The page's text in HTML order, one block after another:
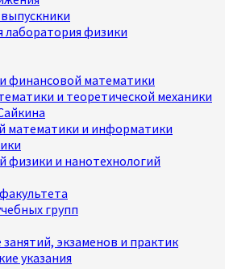
лаборатория физики
финансовой математики
и теоретической механики
математики и информатики
физики и нанотехнологий
групп
занятий, экзаменов и практик
указания